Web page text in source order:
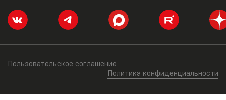
Пользовательское соглашение
Политика конфиденциальности